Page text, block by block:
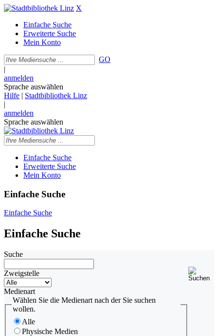
X
Einfache Suche
Erweiterte Suche
Mein Konto
GO
|
anmelden
Sprache auswählen
Hilfe | Stadtbibliothek Linz
|
anmelden
Sprache auswählen
Einfache Suche
Erweiterte Suche
Mein Konto
Einfache Suche
Einfache Suche
Einfache Suche
Suche
Zweigstelle
Medienart
Wählen Sie die Medienart nach der Sie suchen
wollen.
Alle
Physische Medien